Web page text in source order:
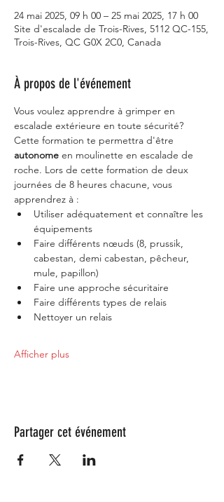
24 mai 2025, 09 h 00 – 25 mai 2025, 17 h 00
Site d'escalade de Trois-Rives, 5112 QC-155,
Trois-Rives, QC G0X 2C0, Canada
À propos de l'événement
Vous voulez apprendre à grimper en
escalade extérieure en toute sécurité?
Cette formation te permettra d'être
autonome en moulinette en escalade de
roche. Lors de cette formation de deux
journées de 8 heures chacune, vous
apprendrez à :
Utiliser adéquatement et connaître les
équipements
Faire différents nœuds (8, prussik,
cabestan, demi cabestan, pêcheur,
mule, papillon)
Faire une approche sécuritaire
Faire différents types de relais
Nettoyer un relais
Afficher plus
Partager cet événement